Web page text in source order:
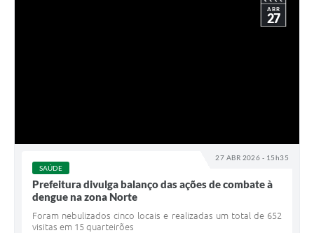
27 ABR 2026 - 15h35
ABR
27
SAÚDE
Prefeitura divulga balanço das ações de combate à
dengue na zona Norte
Foram nebulizados cinco locais e realizadas um total de 652
visitas em 15 quarteirões